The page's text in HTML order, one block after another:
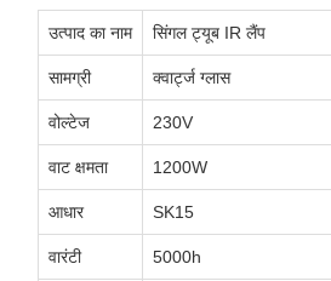
उत्पाद का नाम सिंगल ट्यूब IR लैंप
सामग्री क्वार्ट्ज ग्लास
वोल्टेज 230V
वाट क्षमता 1200W
आधार SK15
वारंटी 5000h